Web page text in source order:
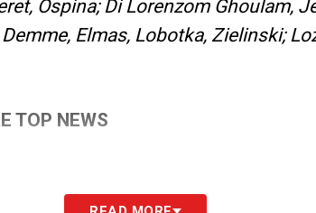
Ospina; Di Lorenzom Ghoulam,
Elmas, Lobotka, Zielinski;
TOP NEWS